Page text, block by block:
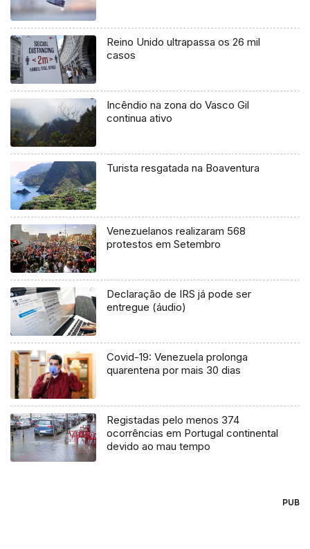
Reino Unido ultrapassa os 26 mil
casos
Incêndio na zona do Vasco Gil
continua ativo
Turista resgatada na Boaventura
Venezuelanos realizaram 568
protestos em Setembro
Declaração de IRS já pode ser
entregue (áudio)
Covid-19: Venezuela prolonga
quarentena por mais 30 dias
Registadas pelo menos 374
ocorrências em Portugal continental
devido ao mau tempo
PUB